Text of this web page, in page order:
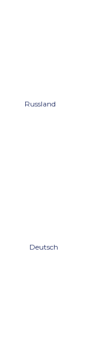
Russland
Deutsch